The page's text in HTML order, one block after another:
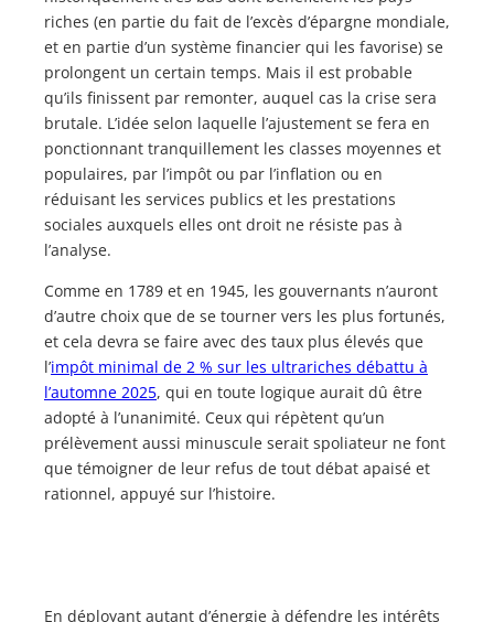
riches (en partie du fait de l’excès d’épargne mondiale,
et en partie d’un système financier qui les favorise) se
prolongent un certain temps. Mais il est probable
qu’ils finissent par remonter, auquel cas la crise sera
brutale. L’idée selon laquelle l’ajustement se fera en
ponctionnant tranquillement les classes moyennes et
populaires, par l’impôt ou par l’inflation ou en
réduisant les services publics et les prestations
sociales auxquels elles ont droit ne résiste pas à
l’analyse.
Comme en 1789 et en 1945, les gouvernants n’auront
d’autre choix que de se tourner vers les plus fortunés,
et cela devra se faire avec des taux plus élevés que
l’impôt minimal de 2 % sur les ultrariches débattu à
l’automne 2025, qui en toute logique aurait dû être
adopté à l’unanimité. Ceux qui répètent qu’un
prélèvement aussi minuscule serait spoliateur ne font
que témoigner de leur refus de tout débat apaisé et
rationnel, appuyé sur l’histoire.
En déployant autant d’énergie à défendre les intérêts